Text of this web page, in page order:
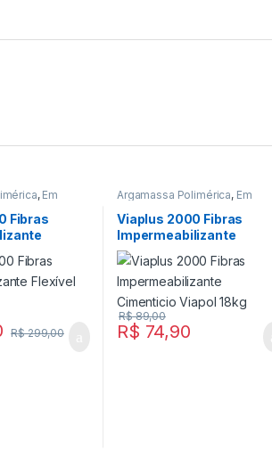
, Em
Fibras
18kg
R$299,00
Argamassa Polimérica, Em
Promoção
Impermeabilizantes
Viapol
Viaplus 2000 Fibras
Impermeabilizante
Cimenticio Viapol 18kg
R$ 74,90
R$89,00